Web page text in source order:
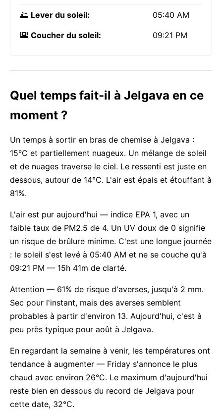
🌅 Lever du soleil: 05:40 AM
🌇 Coucher du soleil: 09:21 PM
Quel temps fait-il à Jelgava en ce
moment ?
Un temps à sortir en bras de chemise à Jelgava :
15°C et partiellement nuageux. Un mélange de soleil
et de nuages traverse le ciel. Le ressenti est juste en
dessous, autour de 14°C. L'air est épais et étouffant à
81%.
L'air est pur aujourd'hui — indice EPA 1, avec un
faible taux de PM2.5 de 4. Un UV doux de 0 signifie
un risque de brûlure minime. C'est une longue journée
: le soleil s'est levé à 05:40 AM et ne se couche qu'à
09:21 PM — 15h 41m de clarté.
Attention — 61% de risque d'averses, jusqu'à 2 mm.
Sec pour l'instant, mais des averses semblent
probables à partir d'environ 13. Aujourd'hui, c'est à
peu près typique pour août à Jelgava.
En regardant la semaine à venir, les températures ont
tendance à augmenter — Friday s'annonce le plus
chaud avec environ 26°C. Le maximum d'aujourd'hui
reste bien en dessous du record de Jelgava pour
cette date, 32°C.